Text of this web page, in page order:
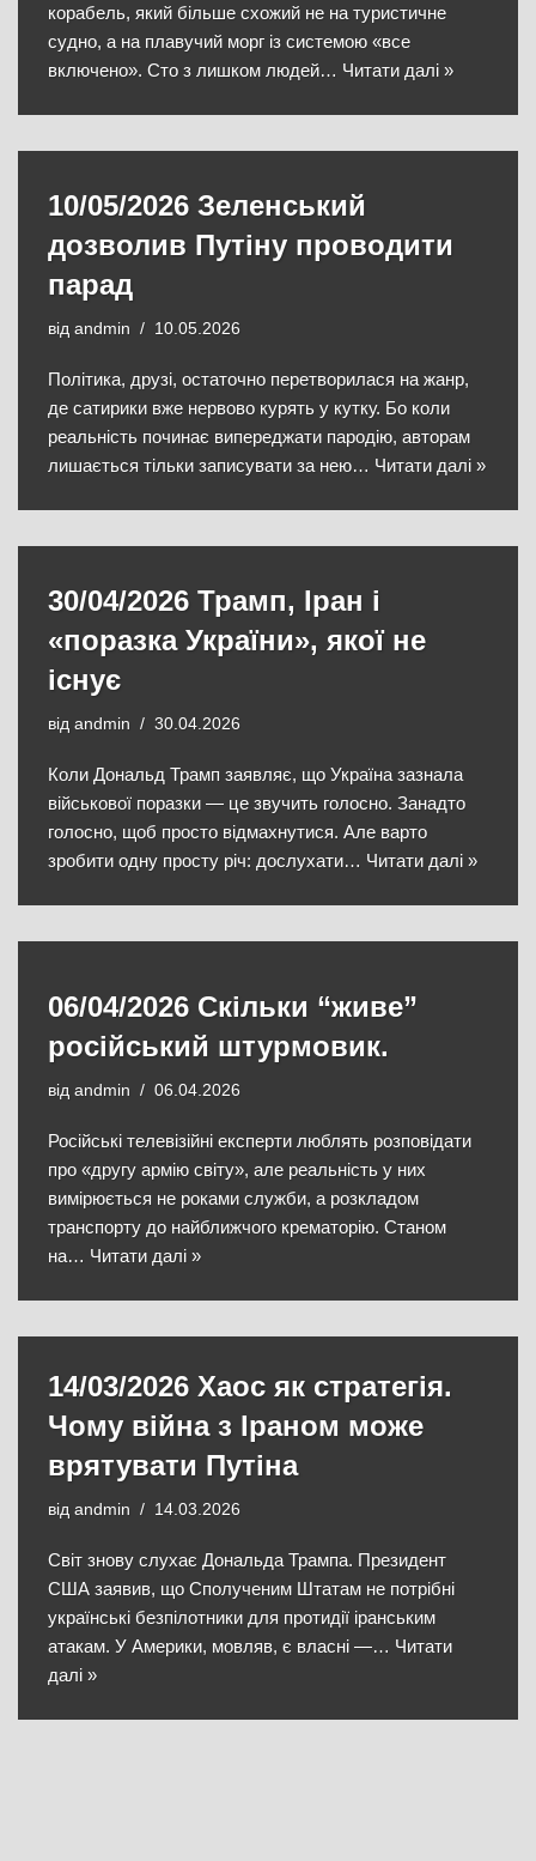
корабель, який більше схожий не на туристичне
судно, а на плавучий морг із системою «все
включено». Сто з лишком людей… Читати далі »
10/05/2026 Зеленський
дозволив Путіну проводити
парад
від andmin 10.05.2026
​Політика, друзі, остаточно перетворилася на жанр,
де сатирики вже нервово курять у кутку. Бо коли
реальність починає випереджати пародію, авторам
лишається тільки записувати за нею… Читати далі »
30/04/2026 Трамп, Іран і
«поразка України», якої не
існує
від andmin 30.04.2026
Коли Дональд Трамп заявляє, що Україна зазнала
військової поразки — це звучить голосно. Занадто
голосно, щоб просто відмахнутися. Але варто
зробити одну просту річ: дослухати… Читати далі »
06/04/2026 Скільки “живе”
російський штурмовик.
від andmin 06.04.2026
Російські телевізійні експерти люблять розповідати
про «другу армію світу», але реальність у них
вимірюється не роками служби, а розкладом
транспорту до найближчого крематорію. Станом
на… Читати далі »
14/03/2026 Хаос як стратегія.
Чому війна з Іраном може
врятувати Путіна
від andmin 14.03.2026
Світ знову слухає Дональда Трампа. Президент
США заявив, що Сполученим Штатам не потрібні
українські безпілотники для протидії іранським
атакам. У Америки, мовляв, є власні —… Читати
далі »